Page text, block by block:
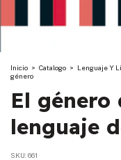
Inicio > Catalogo > Lenguaje Y
género
El género
lenguaje
SKU: 661